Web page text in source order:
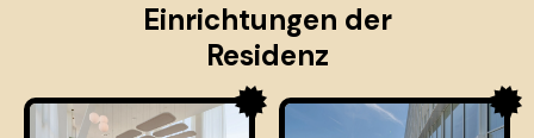
Einrichtungen der
Residenz